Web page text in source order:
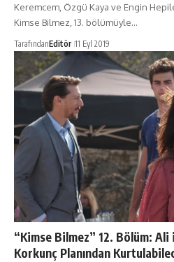
Keremcem, Özgü Kaya ve Engin
Kimse Bilmez, 13. bölümüyle…
TarafındanEditör 11 Eyl 2019
“Kimse Bilmez” 12. Bölüm: Ali
Korkunç Planından